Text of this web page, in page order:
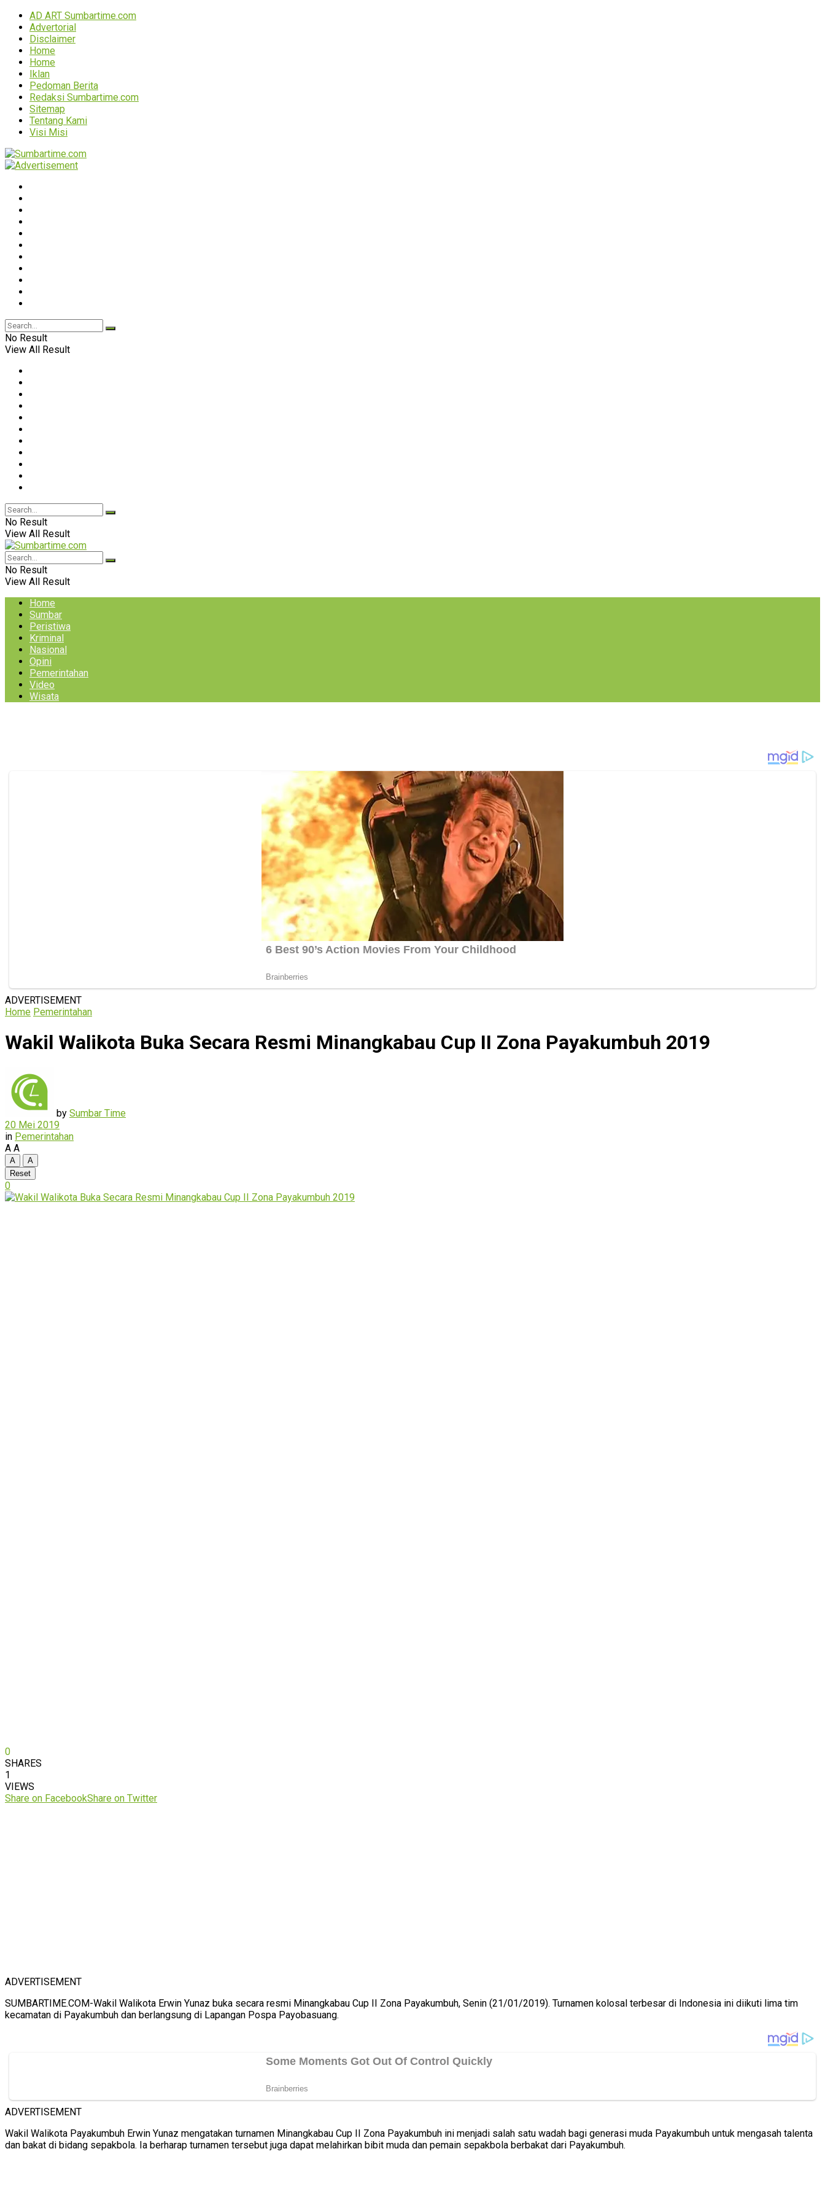
AD ART Sumbartime.com
Advertorial
Disclaimer
Home
Home
Iklan
Pedoman Berita
Redaksi Sumbartime.com
Sitemap
Tentang Kami
Visi Misi
No Result
View All Result
No Result
View All Result
No Result
View All Result
Home
Sumbar
Peristiwa
Kriminal
Nasional
Opini
Pemerintahan
Video
Wisata
ADVERTISEMENT
Home Pemerintahan
Wakil Walikota Buka Secara Resmi Minangkabau Cup II Zona Payakumbuh 2019
by Sumbar Time
20 Mei 2019
in Pemerintahan
A A
A
A
Reset
0
0
SHARES
1
VIEWS
Share on FacebookShare on Twitter
ADVERTISEMENT
SUMBARTIME.COM-Wakil Walikota Erwin Yunaz buka secara resmi Minangkabau Cup II Zona Payakumbuh, Senin (21/01/2019). Turnamen kolosal terbesar di Indonesia ini diikuti lima tim
kecamatan di Payakumbuh dan berlangsung di Lapangan Pospa Payobasuang.
ADVERTISEMENT
Wakil Walikota Payakumbuh Erwin Yunaz mengatakan turnamen Minangkabau Cup II Zona Payakumbuh ini menjadi salah satu wadah bagi generasi muda Payakumbuh untuk mengasah talenta
dan bakat di bidang sepakbola. Ia berharap turnamen tersebut juga dapat melahirkan bibit muda dan pemain sepakbola berbakat dari Payakumbuh.